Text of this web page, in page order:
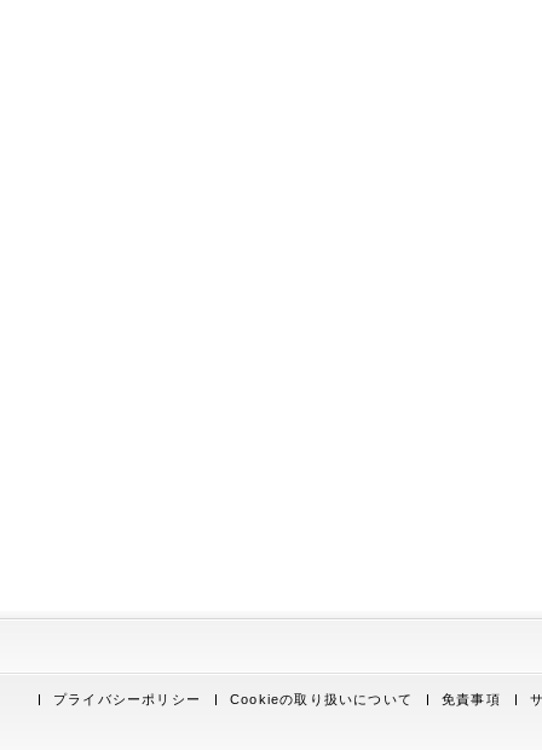
プライバシーポリシー Cookieの取り扱いについて 免責事項